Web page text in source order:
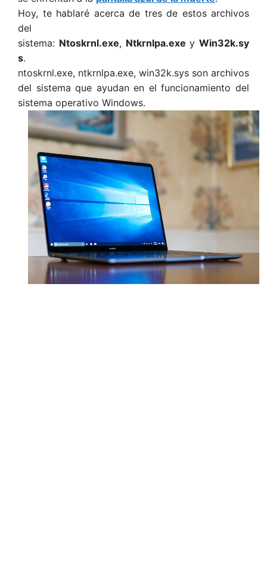
Hoy, te hablaré acerca de tres de estos archivos
del
sistema: Ntoskrnl.exe, Ntkrnlpa.exe y Win32k.sy
s.
ntoskrnl.exe, ntkrnlpa.exe, win32k.sys son archivos
del sistema que ayudan en el funcionamiento del
sistema operativo Windows.